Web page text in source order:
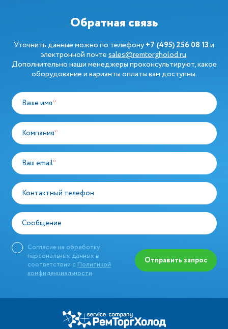
Обратная связь
Уточнить данные можно по телефону+7 (495) 256 08 13и
электронной почтеsales@remtorgholod.ru.
Дополнительно наши менеджеры проконсультируют, какое
оборудование и варианты оплаты вам доступны.
Ваше имя*
Компания*
Ваш email*
Контактный телефон
Сообщение
Согласие на обработку
персональных данных в
соответствии с Политикой
конфиденциальности
Отправить запрос